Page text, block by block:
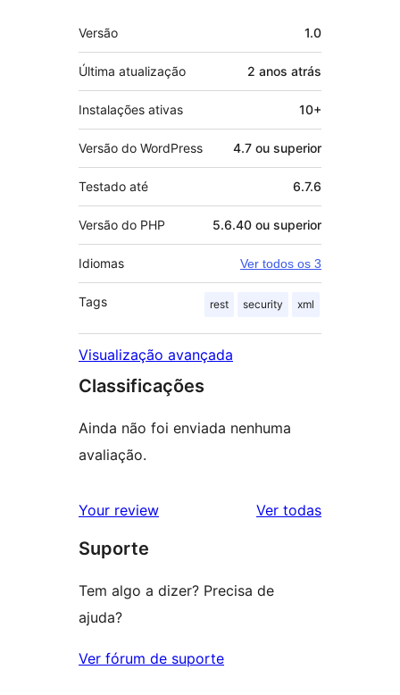
Meta
Versão 1.0
Última atualização 2 anos atrás
Instalações ativas 10+
Versão do WordPress 4.7 ou superior
Testado até 6.7.6
Versão do PHP 5.6.40 ou superior
Idiomas Ver todos os 3
Tags rest security xml
Visualização avançada
Classificações
Ainda não foi enviada nenhuma
avaliação.
Your review Ver todasavaliações
Suporte
Tem algo a dizer? Precisa de
ajuda?
Ver fórum de suporte